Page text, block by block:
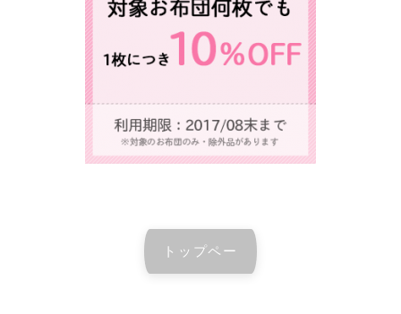
トップペー